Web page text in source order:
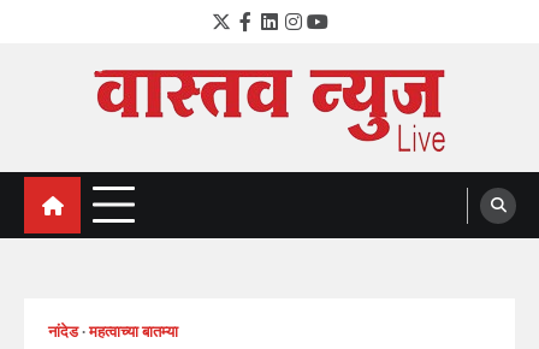
Twitter
Facebook
LinkedIn
Instagram
YouTube
VastavNEWSLive.com
a leading NEWS portal of Maharahstra
नांदेड महत्वाच्या बातम्या